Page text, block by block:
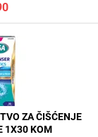
ZA ČIŠĆENJE
1X30 KOM